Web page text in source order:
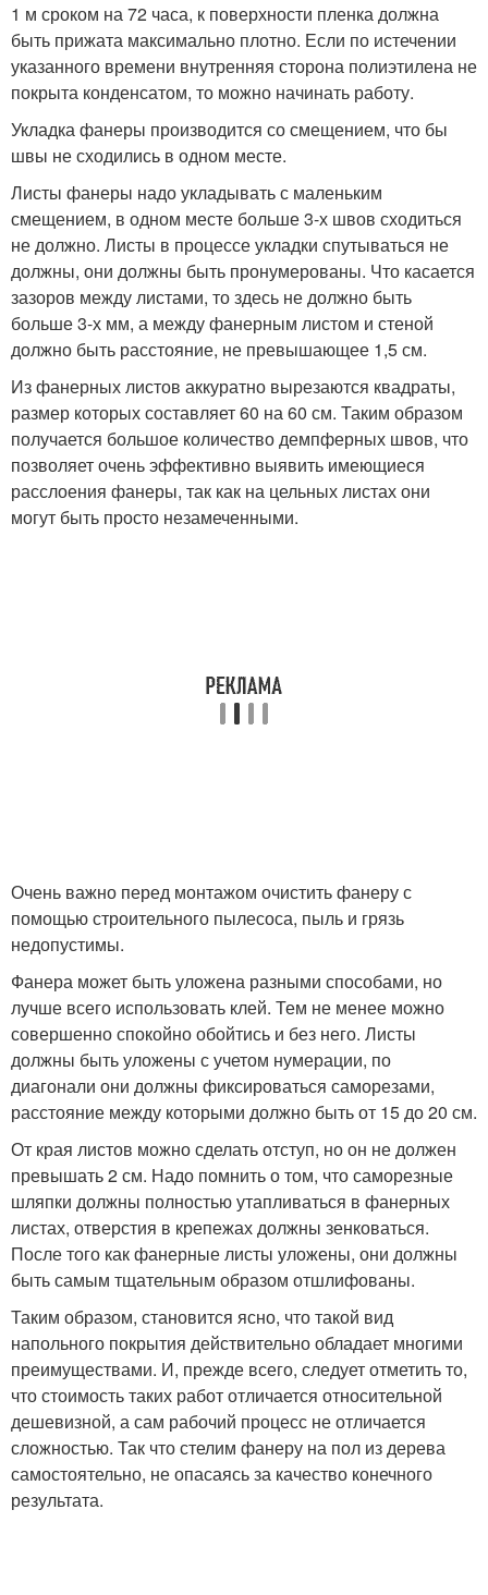
1 м сроком на 72 часа, к поверхности пленка должна
быть прижата максимально плотно. Если по истечении
указанного времени внутренняя сторона полиэтилена не
покрыта конденсатом, то можно начинать работу.
Укладка фанеры производится со смещением, что бы
швы не сходились в одном месте.
Листы фанеры надо укладывать с маленьким
смещением, в одном месте больше 3-х швов сходиться
не должно. Листы в процессе укладки спутываться не
должны, они должны быть пронумерованы. Что касается
зазоров между листами, то здесь не должно быть
больше 3-х мм, а между фанерным листом и стеной
должно быть расстояние, не превышающее 1,5 см.
Из фанерных листов аккуратно вырезаются квадраты,
размер которых составляет 60 на 60 см. Таким образом
получается большое количество демпферных швов, что
позволяет очень эффективно выявить имеющиеся
расслоения фанеры, так как на цельных листах они
могут быть просто незамеченными.
Очень важно перед монтажом очистить фанеру с
помощью строительного пылесоса, пыль и грязь
недопустимы.
Фанера может быть уложена разными способами, но
лучше всего использовать клей. Тем не менее можно
совершенно спокойно обойтись и без него. Листы
должны быть уложены с учетом нумерации, по
диагонали они должны фиксироваться саморезами,
расстояние между которыми должно быть от 15 до 20 см.
От края листов можно сделать отступ, но он не должен
превышать 2 см. Надо помнить о том, что саморезные
шляпки должны полностью утапливаться в фанерных
листах, отверстия в крепежах должны зенковаться.
После того как фанерные листы уложены, они должны
быть самым тщательным образом отшлифованы.
Таким образом, становится ясно, что такой вид
напольного покрытия действительно обладает многими
преимуществами. И, прежде всего, следует отметить то,
что стоимость таких работ отличается относительной
дешевизной, а сам рабочий процесс не отличается
сложностью. Так что стелим фанеру на пол из дерева
самостоятельно, не опасаясь за качество конечного
результата.